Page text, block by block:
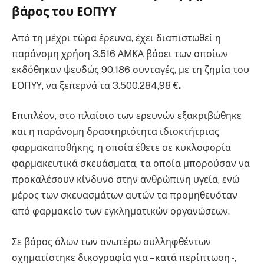
βάρος του ΕΟΠΥΥ
Από τη μέχρι τώρα έρευνα, έχει διαπιστωθεί η
παράνομη χρήση 3.516 ΑΜΚΑ βάσει των οποίων
εκδόθηκαν ψευδώς 90.186 συνταγές, με τη ζημία του
ΕΟΠΥΥ, να ξεπερνά τα 3.500.284,98 €.
Επιπλέον, στο πλαίσιο των ερευνών εξακριβώθηκε
και η παράνομη δραστηριότητα ιδιοκτήτριας
φαρμακαποθήκης, η οποία έθετε σε κυκλοφορία
φαρμακευτικά σκευάσματα, τα οποία μπορούσαν να
προκαλέσουν κίνδυνο στην ανθρώπινη υγεία, ενώ
μέρος των σκευασμάτων αυτών τα προμηθευόταν
από φαρμακείο των εγκληματικών οργανώσεων.
Σε βάρος όλων των ανωτέρω συλληφθέντων
σχηματίστηκε δικογραφία για – κατά περίπτωση -,